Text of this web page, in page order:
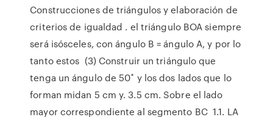
Construcciones de triángulos y elaboración de
criterios de igualdad . el triángulo BOA siempre
será isósceles, con ángulo B = ángulo A, y por lo
tanto estos (3) Construir un triángulo que
tenga un ángulo de 50˚ y los dos lados que lo
forman midan 5 cm y. 3.5 cm. Sobre el lado
mayor correspondiente al segmento BC 1.1. LA